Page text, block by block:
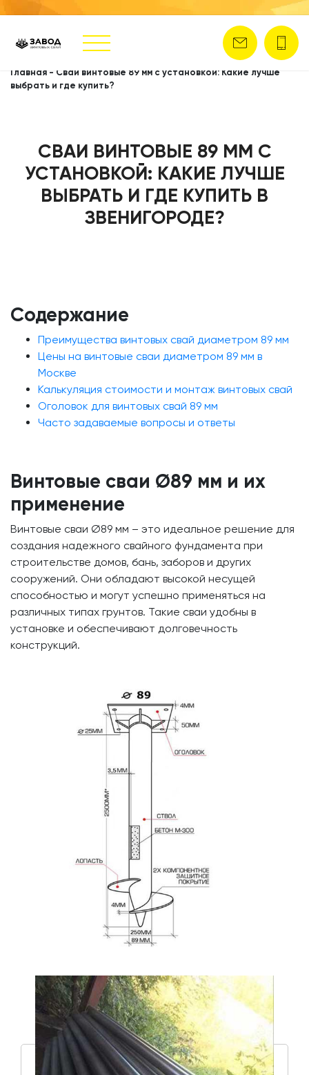
Главная - Сваи винтовые 89 мм с установкой: Какие лучше
выбрать и где купить?
СВАИ ВИНТОВЫЕ 89 ММ С
УСТАНОВКОЙ: КАКИЕ ЛУЧШЕ
ВЫБРАТЬ И ГДЕ КУПИТЬ В
ЗВЕНИГОРОДЕ?
Содержание
Преимущества винтовых свай диаметром 89 мм
Цены на винтовые сваи диаметром 89 мм в
Москве
Калькуляция стоимости и монтаж винтовых свай
Оголовок для винтовых свай 89 мм
Часто задаваемые вопросы и ответы
Винтовые сваи Ø89 мм и их
применение
Винтовые сваи Ø89 мм – это идеальное решение для
создания надежного свайного фундамента при
строительстве домов, бань, заборов и других
сооружений. Они обладают высокой несущей
способностью и могут успешно применяться на
различных типах грунтов. Такие сваи удобны в
установке и обеспечивают долговечность
конструкций.